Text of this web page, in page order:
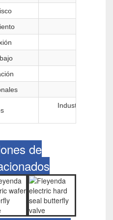
Industria
de